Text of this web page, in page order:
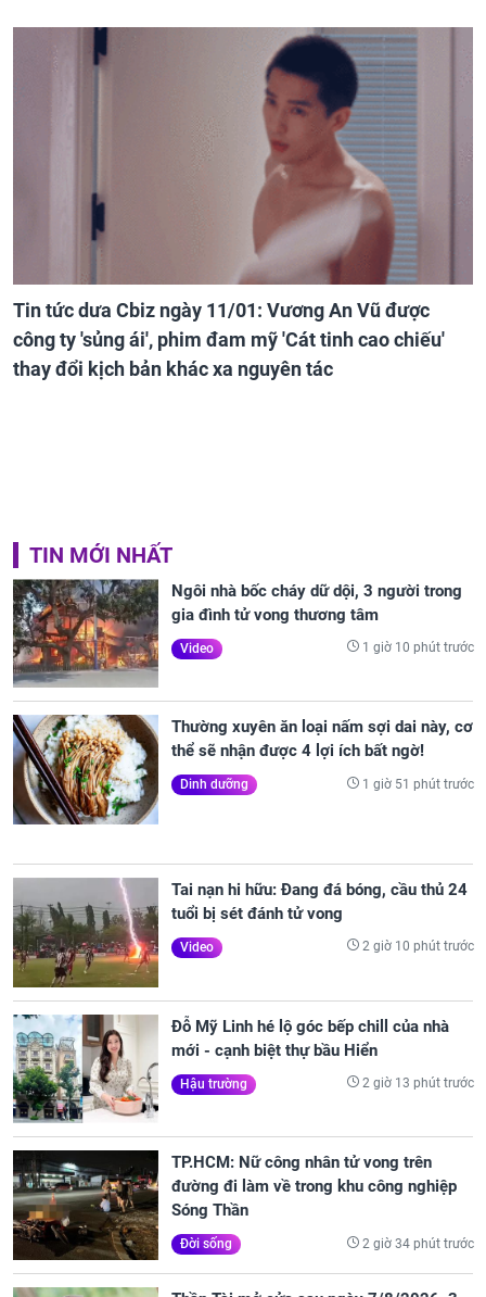
Tin tức dưa Cbiz ngày 11/01: Vương An Vũ được
công ty 'sủng ái', phim đam mỹ 'Cát tinh cao chiếu'
thay đổi kịch bản khác xa nguyên tác
TIN MỚI NHẤT
Ngôi nhà bốc cháy dữ dội, 3 người trong
gia đình tử vong thương tâm
Video 1 giờ 10 phút trước
Thường xuyên ăn loại nấm sợi dai này, cơ
thể sẽ nhận được 4 lợi ích bất ngờ!
Dinh dưỡng 1 giờ 51 phút trước
Tai nạn hi hữu: Đang đá bóng, cầu thủ 24
tuổi bị sét đánh tử vong
Video 2 giờ 10 phút trước
Đỗ Mỹ Linh hé lộ góc bếp chill của nhà
mới - cạnh biệt thự bầu Hiển
Hậu trường 2 giờ 13 phút trước
TP.HCM: Nữ công nhân tử vong trên
đường đi làm về trong khu công nghiệp
Sóng Thần
Đời sống 2 giờ 34 phút trước